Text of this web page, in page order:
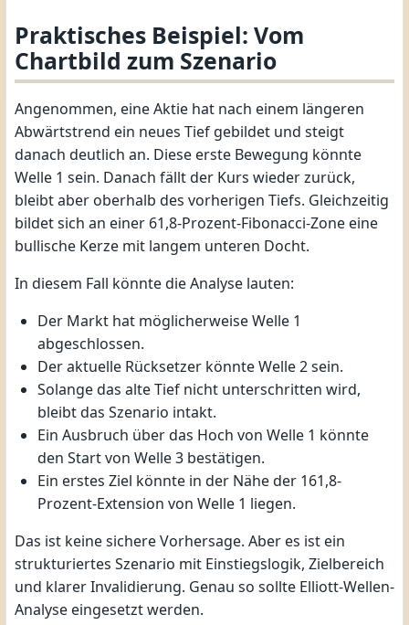
Praktisches Beispiel: Vom
Chartbild zum Szenario
Angenommen, eine Aktie hat nach einem längeren
Abwärtstrend ein neues Tief gebildet und steigt
danach deutlich an. Diese erste Bewegung könnte
Welle 1 sein. Danach fällt der Kurs wieder zurück,
bleibt aber oberhalb des vorherigen Tiefs. Gleichzeitig
bildet sich an einer 61,8-Prozent-Fibonacci-Zone eine
bullische Kerze mit langem unteren Docht.
In diesem Fall könnte die Analyse lauten:
Der Markt hat möglicherweise Welle 1
abgeschlossen.
Der aktuelle Rücksetzer könnte Welle 2 sein.
Solange das alte Tief nicht unterschritten wird,
bleibt das Szenario intakt.
Ein Ausbruch über das Hoch von Welle 1 könnte
den Start von Welle 3 bestätigen.
Ein erstes Ziel könnte in der Nähe der 161,8-
Prozent-Extension von Welle 1 liegen.
Das ist keine sichere Vorhersage. Aber es ist ein
strukturiertes Szenario mit Einstiegslogik, Zielbereich
und klarer Invalidierung. Genau so sollte Elliott-Wellen-
Analyse eingesetzt werden.